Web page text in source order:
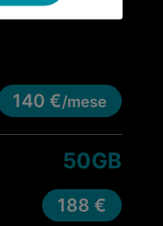
140 €/mese
50GB
188 €